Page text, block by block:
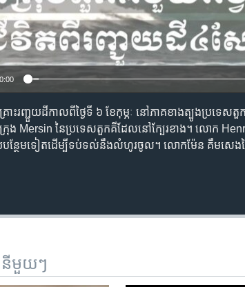
0:00
រោះ​រញ្ជួយ​ដី​កាលពី​ថ្ងៃទី​ ៦ ​ខែកុម្ភៈ ​នៅ​ភាគ​ខាង​ត្បូង​ប្រទេស​
រុង​ Mersin​ នៃ​ប្រទេស​តួកគី​ដែល​នៅ​ក្បែរខាង។ លោក​
បន្ថែម​ទៀត​ដើម្បី​ទប់ទល់​នឹង​លំហូរ​ចូល។ លោក​ម៉ែន គឹមសេង​
នីមួយៗ